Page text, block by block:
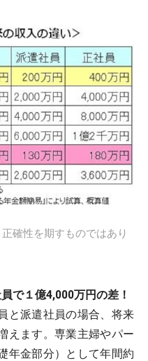
確性を期すものではあり
で１億4,000万円の差！
と派遣社員の場合、将来
えます。専業主婦やパー
年金部分）として年間約